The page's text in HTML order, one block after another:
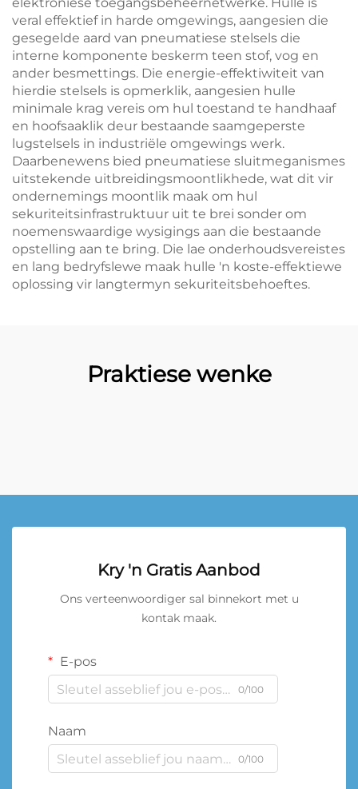
veral effektief in harde omgewings, aangesien die
gesegelde aard van pneumatiese stelsels die
interne komponente beskerm teen stof, vog en
ander besmettings. Die energie-effektiwiteit van
hierdie stelsels is opmerklik, aangesien hulle
minimale krag vereis om hul toestand te handhaaf
en hoofsaaklik deur bestaande saamgeperste
lugstelsels in industriële omgewings werk.
Daarbenewens bied pneumatiese sluitmeganismes
uitstekende uitbreidingsmoontlikhede, wat dit vir
ondernemings moontlik maak om hul
sekuriteitsinfrastruktuur uit te brei sonder om
noemenswaardige wysigings aan die bestaande
opstelling aan te bring. Die lae onderhoudsvereistes
en lang bedryfslewe maak hulle 'n koste-effektiewe
oplossing vir langtermyn sekuriteitsbehoeftes.
Praktiese wenke
Kry 'n Gratis Aanbod
Ons verteenwoordiger sal binnekort met u
kontak maak.
E-pos
0/100
Naam
0/100